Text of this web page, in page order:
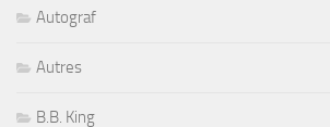
Autograf
Autres
B.B. King